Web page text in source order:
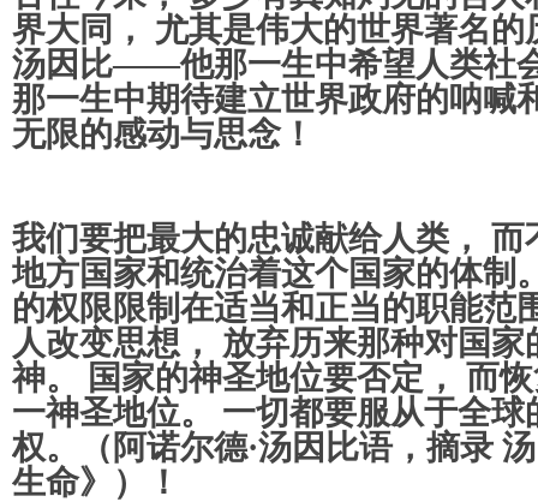
界大同， 尤其是伟大的世界著名的
汤因比——他那一生中希望人类社
那一生中期待建立世界政府的呐喊
无限的感动与思念！
我们要把最大的忠诚献给人类，
地方国家和统治着这个国家的体制
的权限限制在适当和正当的职能范
人改变思想， 放弃历来那种对国
神。 国家的神圣地位要否定， 而
一神圣地位。 一切都要服从于全球
权。（阿诺尔德·汤因比语，摘录
生命》）！